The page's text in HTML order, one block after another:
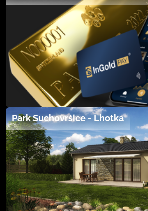
Park Suchovršice - Lhotka